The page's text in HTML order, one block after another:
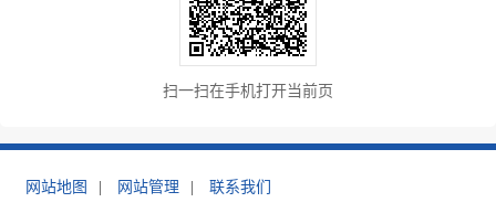
扫一扫在手机打开当前页
网站地图 | 网站管理 | 联系我们